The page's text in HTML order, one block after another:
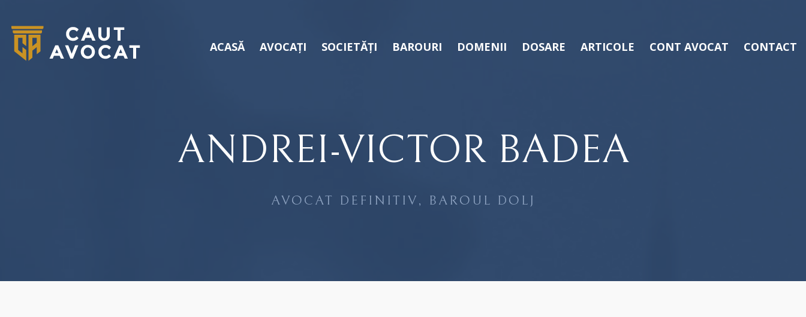
ACASĂ AVOCAȚI SOCIETĂȚI BAROURI DOMENII DOSARE ARTICOLE CONT AVOCAT CONTACT
ANDREI-VICTOR BADEA
AVOCAT DEFINITIV, BAROUL DOLJ